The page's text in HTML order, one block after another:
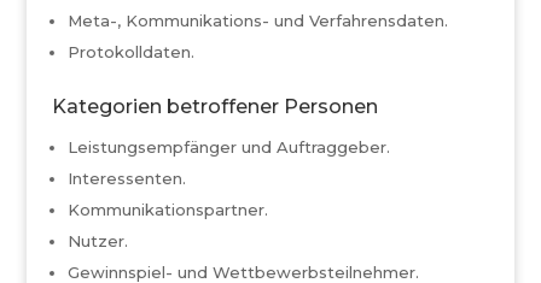
Meta-, Kommunikations- und Verfahrensdaten.
Protokolldaten.
Kategorien betroffener Personen
Leistungsempfänger und Auftraggeber.
Interessenten.
Kommunikationspartner.
Nutzer.
Gewinnspiel- und Wettbewerbsteilnehmer.